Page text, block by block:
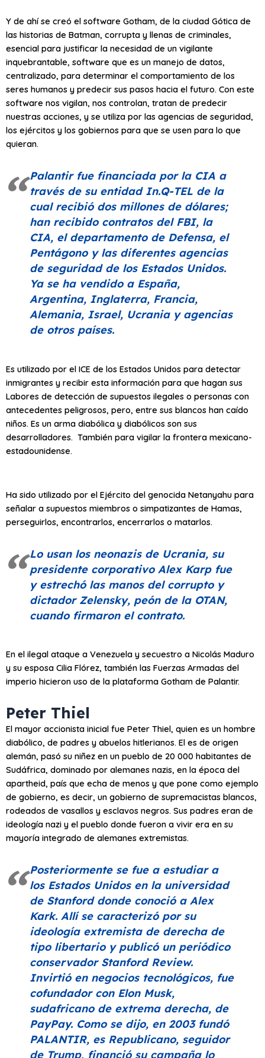
Y de ahí se creó el software Gotham, de la ciudad Gótica de
las historias de Batman, corrupta y llenas de criminales,
esencial para justificar la necesidad de un vigilante
inquebrantable, software que es un manejo de datos,
centralizado, para determinar el comportamiento de los
seres humanos y predecir sus pasos hacia el futuro. Con este
software nos vigilan, nos controlan, tratan de predecir
nuestras acciones, y se utiliza por las agencias de seguridad,
los ejércitos y los gobiernos para que se usen para lo que
quieran.
Palantir fue financiada por la CIA a
través de su entidad In.Q-TEL de la
cual recibió dos millones de dólares;
han recibido contratos del FBI, la
CIA, el departamento de Defensa, el
Pentágono y las diferentes agencias
de seguridad de los Estados Unidos.
Ya se ha vendido a España,
Argentina, Inglaterra, Francia,
Alemania, Israel, Ucrania y agencias
de otros países.
Es utilizado por el ICE de los Estados Unidos para detectar
inmigrantes y recibir esta información para que hagan sus
Labores de detección de supuestos ilegales o personas con
antecedentes peligrosos, pero, entre sus blancos han caído
niños. Es un arma diabólica y diabólicos son sus
desarrolladores. También para vigilar la frontera mexicano-
estadounidense.
Ha sido utilizado por el Ejército del genocida Netanyahu para
señalar a supuestos miembros o simpatizantes de Hamas,
perseguirlos, encontrarlos, encerrarlos o matarlos.
Lo usan los neonazis de Ucrania, su
presidente corporativo Alex Karp fue
y estrechó las manos del corrupto y
dictador Zelensky, peón de la OTAN,
cuando firmaron el contrato.
En el ilegal ataque a Venezuela y secuestro a Nicolás Maduro
y su esposa Cilia Flórez, también las Fuerzas Armadas del
imperio hicieron uso de la plataforma Gotham de Palantir.
Peter Thiel
El mayor accionista inicial fue Peter Thiel, quien es un hombre
diabólico, de padres y abuelos hitlerianos. El es de origen
alemán, pasó su niñez en un pueblo de 20 000 habitantes de
Sudáfrica, dominado por alemanes nazis, en la época del
apartheid, país que echa de menos y que pone como ejemplo
de gobierno, es decir, un gobierno de supremacistas blancos,
rodeados de vasallos y esclavos negros. Sus padres eran de
ideología nazi y el pueblo donde fueron a vivir era en su
mayoría integrado de alemanes extremistas.
Posteriormente se fue a estudiar a
los Estados Unidos en la universidad
de Stanford donde conoció a Alex
Kark. Allí se caracterizó por su
ideología extremista de derecha de
tipo libertario y publicó un periódico
conservador Stanford Review.
Invirtió en negocios tecnológicos, fue
cofundador con Elon Musk,
sudafricano de extrema derecha, de
PayPay. Como se dijo, en 2003 fundó
PALANTIR, es Republicano, seguidor
de Trump, financió su campaña lo